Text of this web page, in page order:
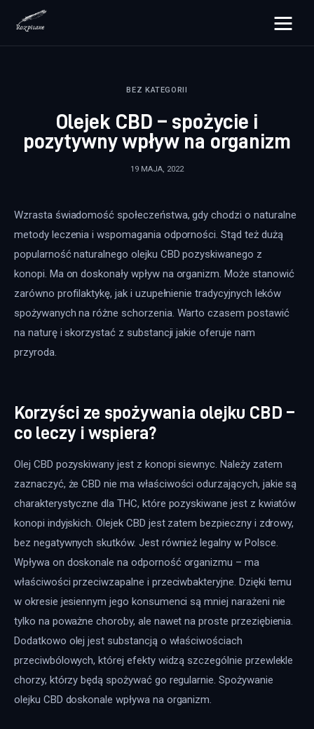
rozpisane.pl
Zdrowie
Więcej
BEZ KATEGORII
Olejek CBD – spożycie i
pozytywny wpływ na organizm
19 MAJA, 2022
Wzrasta świadomość społeczeństwa, gdy chodzi o naturalne
metody leczenia i wspomagania odporności. Stąd też dużą
popularność naturalnego olejku CBD pozyskiwanego z
konopi. Ma on doskonały wpływ na organizm. Może stanowić
zarówno profilaktykę, jak i uzupełnienie tradycyjnych leków
spożywanych na różne schorzenia. Warto czasem postawić
na naturę i skorzystać z substancji jakie oferuje nam
przyroda.
Korzyści ze spożywania olejku CBD –
co leczy i wspiera?
Olej CBD pozyskiwany jest z konopi siewnyc. Należy zatem
zaznaczyć, że CBD nie ma właściwości odurzających, jakie są
charakterystyczne dla THC, które pozyskiwane jest z kwiatów
konopi indyjskich. Olejek CBD jest zatem bezpieczny i zdrowy,
bez negatywnych skutków. Jest również legalny w Polsce.
Wpływa on doskonale na odporność organizmu – ma
właściwości przeciwzapalne i przeciwbakteryjne. Dzięki temu
w okresie jesiennym jego konsumenci są mniej narażeni nie
tylko na poważne choroby, ale nawet na proste przeziębienia.
Dodatkowo olej jest substancją o właściwościach
przeciwbólowych, której efekty widzą szczególnie przewlekle
chorzy, którzy będą spożywać go regularnie. Spożywanie
olejku CBD doskonale wpływa na organizm.